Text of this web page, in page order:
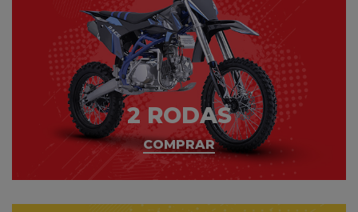
2 RODAS
COMPRAR